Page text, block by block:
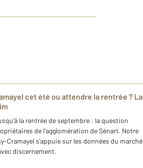
cet été ou attendre la rentrée ? La
la rentrée de septembre : la question
de l'agglomération de Sénart. Notre
Cramayel s'appuie sur les données du marché
discernement.